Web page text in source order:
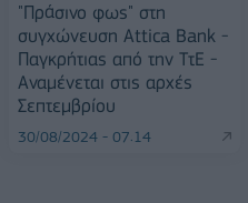
"Πράσινο φως" στη
συγχώνευση Attica Bank -
Παγκρήτιας από την ΤτΕ -
Αναμένεται στις αρχές
Σεπτεμβρίου
30/08/2024 - 07:14